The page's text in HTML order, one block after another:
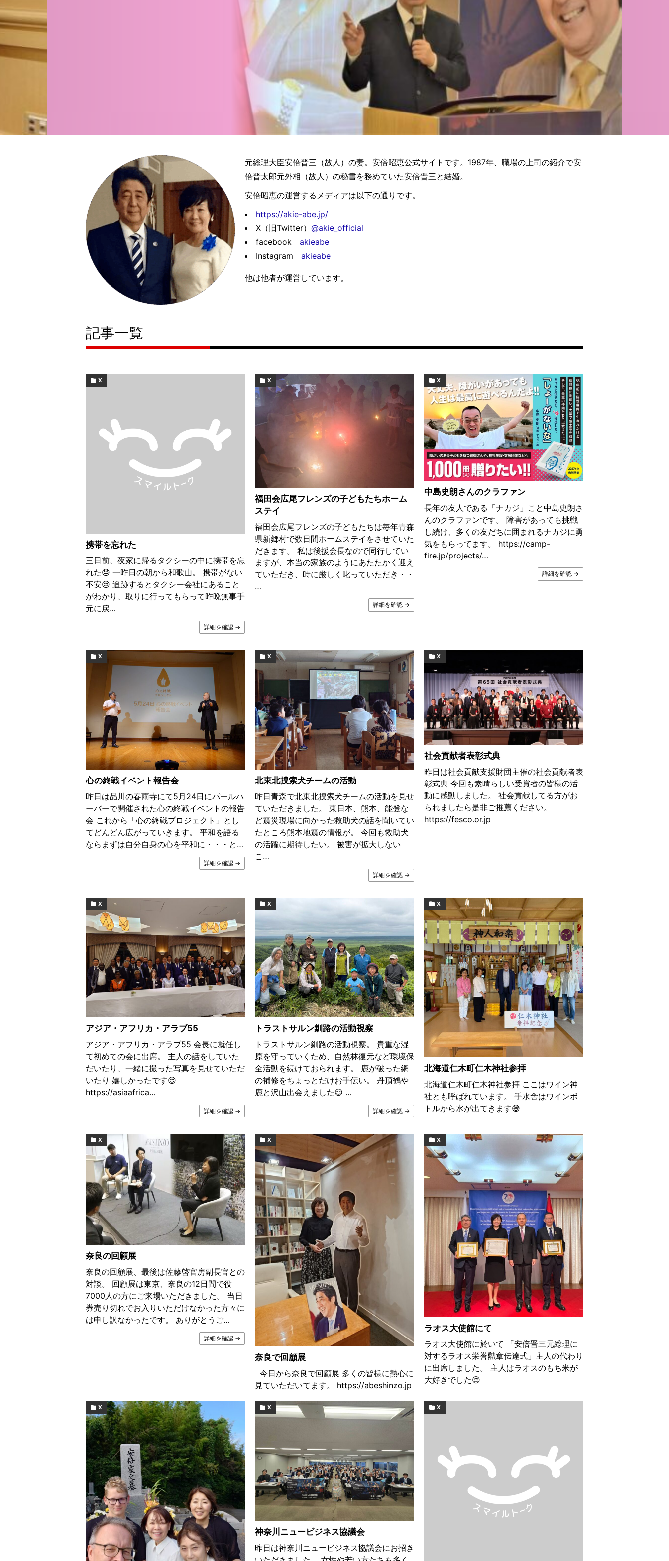
元総理大臣安倍晋三（故人）の妻。安倍昭恵公式サイトです。1987年、職場の上司の紹介で安
倍晋太郎元外相（故人）の秘書を務めていた安倍晋三と結婚。
安倍昭恵の運営するメディアは以下の通りです。
https://akie-abe.jp/
X（旧Twitter） @akie_official
facebook akieabe
Instagram akieabe
他は他者が運営しています。
記事一覧
X
携帯を忘れた
三日前、夜家に帰るタクシーの中に携帯を忘
れた😓 一昨日の朝から和歌山。 携帯がない
不安😢 追跡するとタクシー会社にあること
がわかり、取りに行ってもらって昨晩無事手
元に戻…
詳細を確認 →
X
福田会広尾フレンズの子どもたちホーム
ステイ
福田会広尾フレンズの子どもたちは毎年青森
県新郷村で数日間ホームステイをさせていた
だきます。 私は後援会長なので同行してい
ますが、本当の家族のようにあたたかく迎え
ていただき、時に厳しく叱っていただき・・
…
詳細を確認 →
X
中島史朗さんのクラファン
長年の友人である「ナカジ」こと中島史朗さ
んのクラファンです。 障害があっても挑戦
し続け、多くの友だちに囲まれるナカジに勇
気をもらってます。 https://camp-
fire.jp/projects/…
詳細を確認 →
X
心の終戦イベント報告会
昨日は品川の春雨寺にて5月24日にパールハ
ーバーで開催された心の終戦イベントの報告
会 これから「心の終戦プロジェクト」とし
てどんどん広がっていきます。 平和を語る
ならまずは自分自身の心を平和に・・・と…
詳細を確認 →
X
北東北捜索犬チームの活動
昨日青森で北東北捜索犬チームの活動を見せ
ていただきました。 東日本、熊本、能登な
ど震災現場に向かった救助犬の話を聞いてい
たところ熊本地震の情報が。 今回も救助犬
の活躍に期待したい。 被害が拡大しない
こ…
詳細を確認 →
X
社会貢献者表彰式典
昨日は社会貢献支援財団主催の社会貢献者表
彰式典 今回も素晴らしい受賞者の皆様の活
動に感動しました。 社会貢献してる方がお
られましたら是非ご推薦ください。
https://fesco.or.jp
X
アジア・アフリカ・アラブ55
アジア・アフリカ・アラブ55 会長に就任し
て初めての会に出席。 主人の話をしていた
だいたり、一緒に撮った写真を見せていただ
いたり 嬉しかったです😌
https://asiaafrica…
詳細を確認 →
X
トラストサルン釧路の活動視察
トラストサルン釧路の活動視察。 貴重な湿
原を守っていくため、自然林復元など環境保
全活動を続けておられます。 鹿が破った網
の補修をちょっとだけお手伝い。 丹頂鶴や
鹿と沢山出会えました😌 …
詳細を確認 →
X
北海道仁木町仁木神社参拝
北海道仁木町仁木神社参拝 ここはワイン神
社とも呼ばれています。 手水舎はワインボ
トルから水が出てきます😅
X
奈良の回顧展
奈良の回顧展、最後は佐藤啓官房副長官との
対談。 回顧展は東京、奈良の12日間で役
7000人の方にご来場いただきました。 当日
券売り切れでお入りいただけなかった方々に
は申し訳なかったです。 ありがとうご…
詳細を確認 →
X
奈良で回顧展
今日から奈良で回顧展 多くの皆様に熱心に
見ていただいてます。 https://abeshinzo.jp
X
ラオス大使館にて
ラオス大使館に於いて 「安倍晋三元総理に
対するラオス栄誉勲章伝達式」主人の代わり
に出席しました。 主人はラオスのもち米が
大好きでした😌
X X
神奈川ニュービジネス協議会
昨日は神奈川ニュービジネス協議会にお招き
X